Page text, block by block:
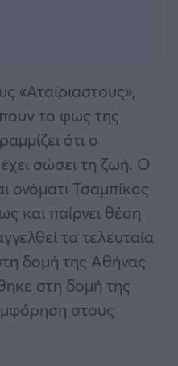
«Αταίριαστους»,
το φως της
ότι ο
σώσει τη ζωή. Ο
ονόματι Τσαμπίκος
και παίρνει θέση
τα τελευταία
δομή της Αθήνας
στη δομή της
στους